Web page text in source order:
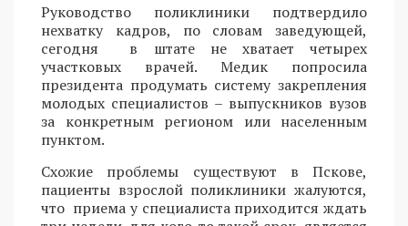
Руководство поликлиники подтвердило
нехватку кадров, по словам заведующей,
сегодня в штате не хватает четырех
участковых врачей. Медик попросила
президента продумать систему закрепления
молодых специалистов – выпускников вузов
за конкретным регионом или населенным
пунктом.
Схожие проблемы существуют в Пскове,
пациенты взрослой поликлиники жалуются,
что приема у специалиста приходится ждать